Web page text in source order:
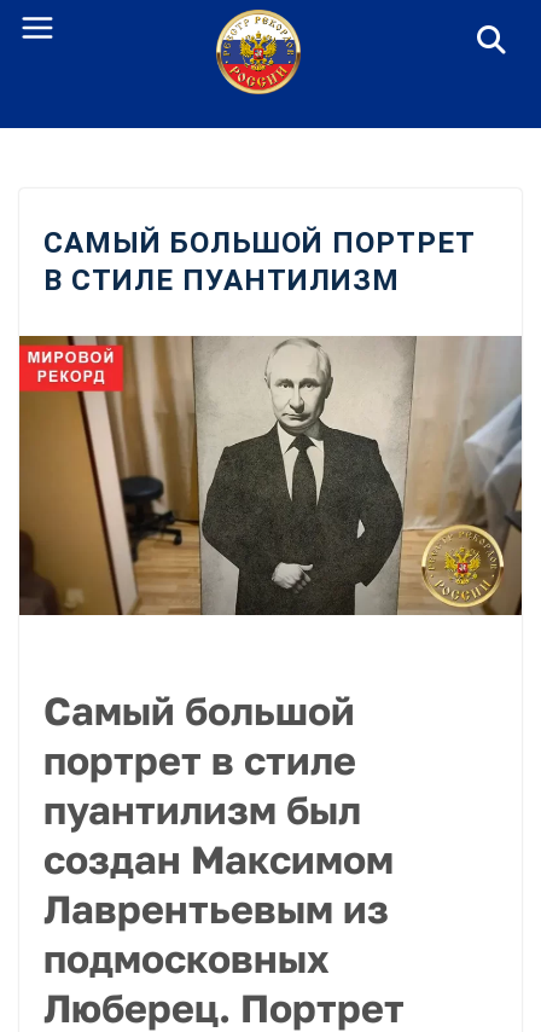
Перейти
САМЫЙ БОЛЬШОЙ ПОРТРЕТ
В СТИЛЕ ПУАНТИЛИЗМ
Самый большой
портрет в стиле
пуантилизм был
создан Максимом
Лаврентьевым из
подмосковных
Люберец. Портрет